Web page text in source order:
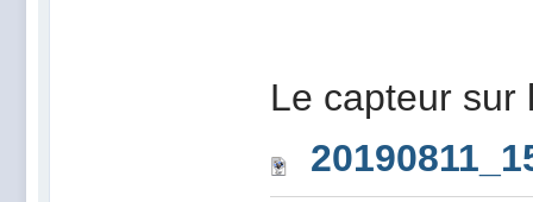
Le capteur sur